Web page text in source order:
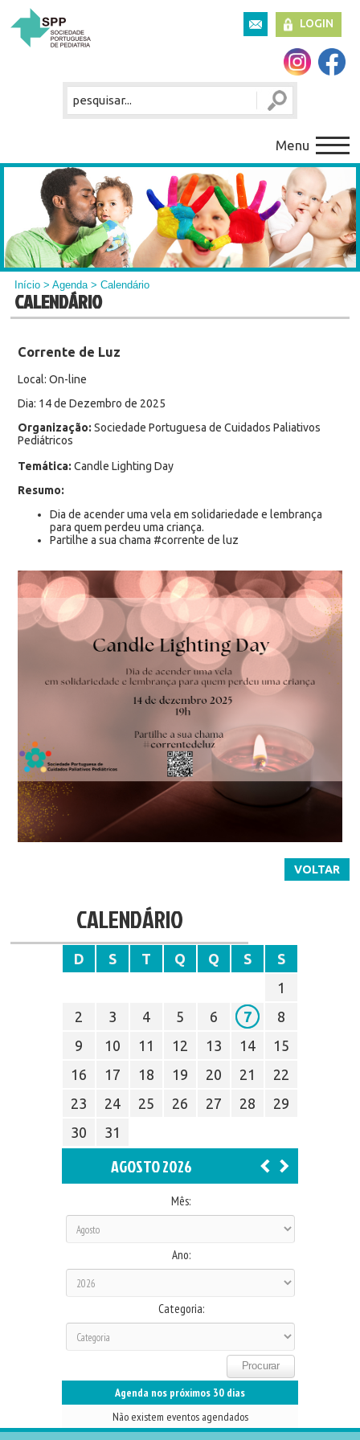
LOGIN
Menu
Início >Agenda> Calendário
CALENDÁRIO
Corrente de Luz
Local: On-line
Dia: 14 de Dezembro de 2025
Organização: Sociedade Portuguesa de Cuidados Paliativos
Pediátricos
Temática: Candle Lighting Day
Resumo:
Dia de acender uma vela em solidariedade e lembrança
para quem perdeu uma criança.
Partilhe a sua chama #corrente de luz
VOLTAR
CALENDÁRIO
D S T Q Q S
S
1
2
3 4 5 6 7
8
9
10 11 12 13 14
15
16
17 18 19 20 21
22
23
24 25 26 27 28
29
30
31
AGOSTO 2026
Mês:
Ano:
Categoria:
Agenda nos próximos 30 dias
Não existem eventos agendados